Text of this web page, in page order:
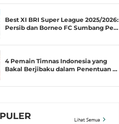
Best XI BRI Super League 2025/2026:
Persib dan Borneo FC Sumbang Pe…
4 Pemain Timnas Indonesia yang
Bakal Berjibaku dalam Penentuan …
Lihat Semua